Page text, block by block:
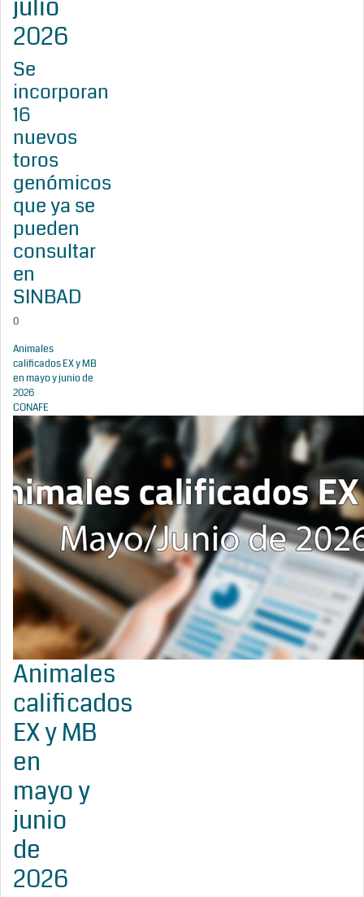
julio
2026
Se
incorporan
16
nuevos
toros
genómicos
que ya se
pueden
consultar
en
SINBAD
0
Animales
calificados EX y MB
en mayo y junio de
2026
CONAFE
Animales
calificados
EX y MB
en
mayo y
junio
de
2026